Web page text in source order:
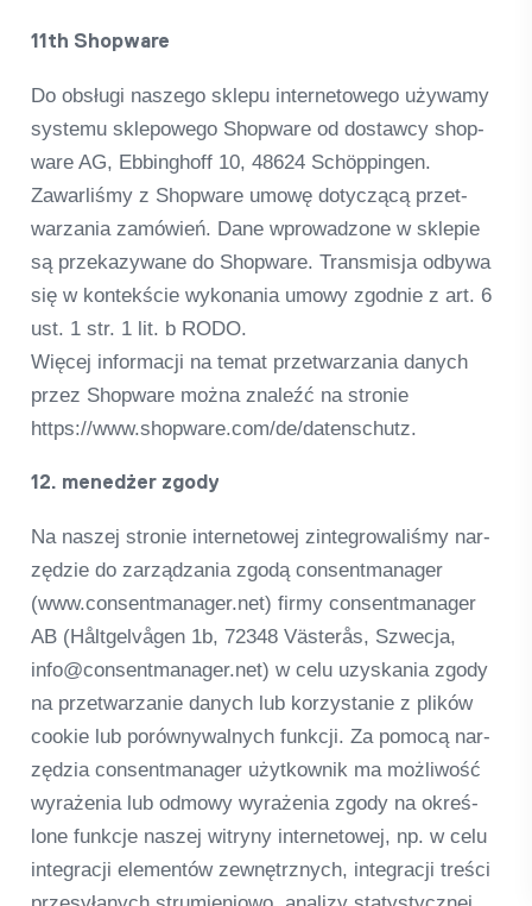
11th Shop­ware
Do obsługi nas­zego sklepu inter­neto­wego uży­wamy
sys­temu skle­po­wego Shop­ware od dostawcy shop­
ware AG, Ebbing­hoff 10, 48624 Schöp­pin­gen.
Zawar­liśmy z Shop­ware umowę doty­c­zącą przet­
warza­nia zamó­wień. Dane wpro­wad­zone w sklepie
są prze­ka­zy­wane do Shop­ware. Trans­misja odbywa
się w kon­tekście wykona­nia umowy zgod­nie z art. 6
ust. 1 str. 1 lit. b RODO.
Więcej infor­macji na temat przet­warza­nia danych
przez Shop­ware można zna­leźć na stro­nie
https://www.shopware.com/de/datenschutz.
12. men­e­dżer zgody
Na nas­zej stro­nie inter­neto­wej zin­te­gro­wa­liśmy nar­
zęd­zie do zar­ząd­za­nia zgodą con­sent­ma­na­ger
(www.consentmanager.net) firmy con­sent­ma­na­ger
AB (Hålt­gel­vå­gen 1b, 72348 Väs­terås, Szwecja,
info@consentmanager.net) w celu uzys­ka­nia zgody
na przet­warza­nie danych lub kor­zysta­nie z pli­ków
coo­kie lub porów­ny­wal­nych funk­cji. Za pomocą nar­
zęd­zia con­sent­ma­na­ger użyt­kow­nik ma moż­li­wość
wyraże­nia lub odmowy wyraże­nia zgody na okreś­
lone funk­cje nas­zej witryny inter­neto­wej, np. w celu
inte­gracji ele­men­tów zewnę­trz­nych, inte­gracji treści